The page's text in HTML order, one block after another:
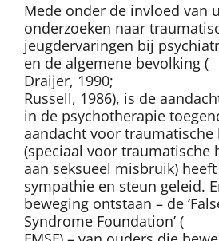
Mede onder de invloed van
onderzoeken naar
jeugdervaringen bij
en de algemene bevolking (
Draijer, 1990;
Russell, 1986), is de
in de psychotherapie
aandacht voor
(speciaal voor traumatische
aan seksueel misbruik)
sympathie en steun geleid.
beweging ontstaan – de
Syndrome Foundation’ (